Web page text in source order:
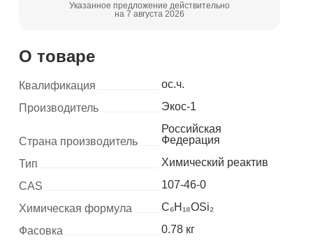
Указанное предложение действительно
на 7 августа 2026
О товаре
Квалификация
ос.ч.
Производитель
Экос-1
Страна производитель
Российская
Федерация
Тип
Химический реактив
CAS
107-46-0
Химическая формула
C₆H₁₈OSi₂
Фасовка
0.78 кг